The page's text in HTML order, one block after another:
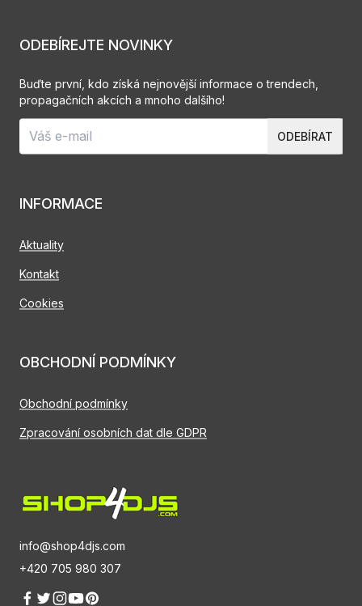
info@shop4djs.com
+420 705 980 307
INFORMACE
Aktuality
Kontakt
Cookies
OBCHODNÍ PODMÍNKY
Obchodní podmínky
Zpracování osobních dat dle GDPR
ODEBÍREJTE NOVINKY
Buďte první, kdo získá nejnovější informace o trendech,
propagačních akcích a mnoho dalšího!
ODEBÍRAT